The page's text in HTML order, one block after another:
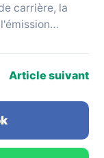
carrière, la
Article suivant